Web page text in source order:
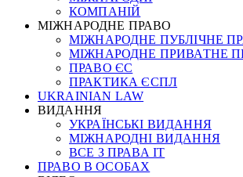
КОМПАНІЙ
МІЖНАРОДНЕ ПРАВО
МІЖНАРОДНЕ ПУБЛІЧНЕ
МІЖНАРОДНЕ ПРИВАТНЕ
ПРАВО ЄС
ПРАКТИКА ЄСПЛ
UKRAINIAN LAW
ВИДАННЯ
УКРАЇНСЬКІ ВИДАННЯ
МІЖНАРОДНІ ВИДАННЯ
ВСЕ З ПРАВА ІТ
ПРАВО В ОСОБАХ